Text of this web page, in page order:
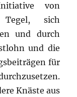
von
sich
und durch
und die
für
Knäste aus